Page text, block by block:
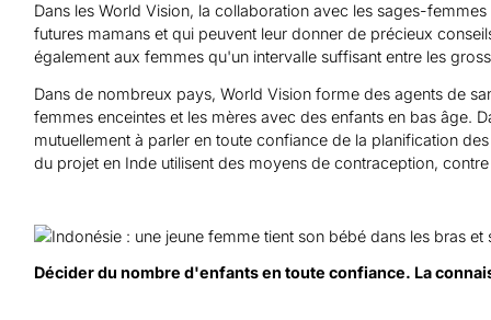
Dans les World Vision, la collaboration avec les sages-
futures mamans et qui peuvent leur donner de précieux
également aux femmes qu'un intervalle suffisant entre les
Dans de nombreux pays, World Vision forme des agents de
femmes enceintes et les mères avec des enfants en bas âge.
mutuellement à parler en toute confiance de la planification
du projet en Inde utilisent des moyens de contraception,
Décider du nombre d'enfants en toute confiance. La